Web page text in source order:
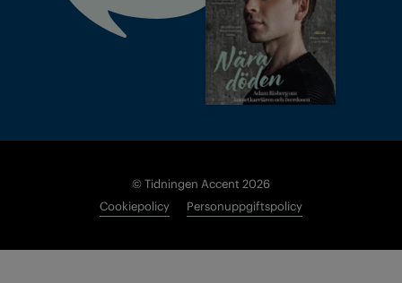
© Tidningen Accent 2026
Cookiepolicy
Personuppgiftspolicy